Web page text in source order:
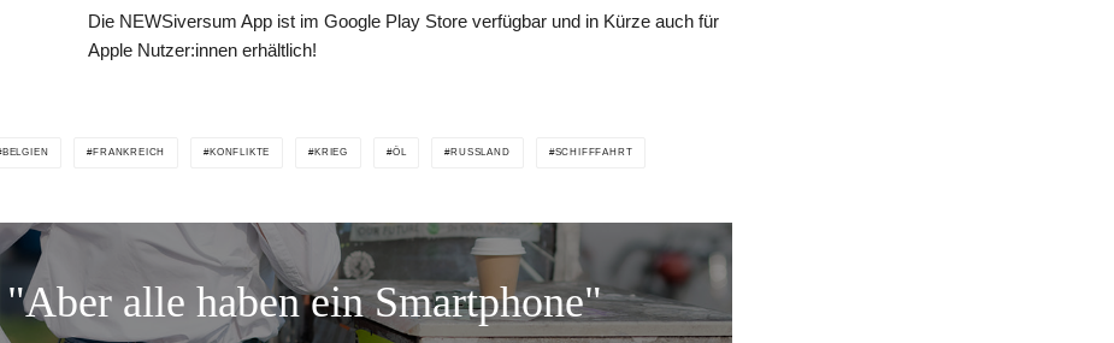
Die NEWSiversum App ist im Google Play Store verfügbar und in Kürze auch für
Apple Nutzer:innen erhältlich!
BELGIEN FRANKREICH KONFLIKTE KRIEG ÖL RUSSLAND SCHIFFFAHRT
"Aber alle haben ein Smartphone"